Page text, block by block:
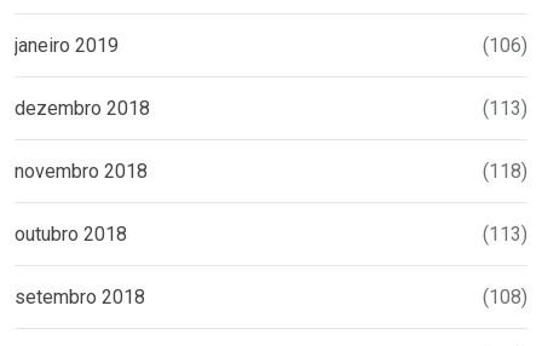
janeiro 2019 (106)
dezembro 2018 (113)
novembro 2018 (118)
outubro 2018 (113)
setembro 2018 (108)